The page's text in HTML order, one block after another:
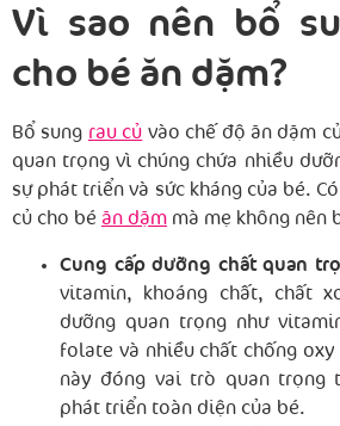
Vì sao nên bổ
cho bé ăn dặm?
Bổ sung rau củ vào chế độ ăn dặm
quan trọng vì chúng chứa nhiều
sự phát triển và sức kháng của bé.
củ cho bé ăn dặm mà mẹ không nên
Cung cấp dưỡng chất quan
vitamin, khoáng chất, chất
dưỡng quan trọng như
folate và nhiều chất chống oxy
này đóng vai trò quan trọng
phát triển toàn diện của bé.